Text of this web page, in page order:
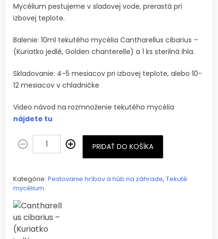
Mycélium pestujeme v sladovej vode, prerastá pri
izbovej teplote.
Balenie: 10ml tekutého mycélia Cantharellus cibarius –
(Kuriatko jedlé, Golden chanterelle) a 1 ks sterilná ihla.
Skladovanie: 4-5 mesiacov pri izbovej teplote, alebo 10-
12 mesiacov v chladničke
Video návod na rozmnoženie tekutého mycélia
nájdete tu
PRIDAŤ DO KOŠÍKA
Kategórie: Pestovanie hríbov a húb na záhrade, Tekuté
mycélium